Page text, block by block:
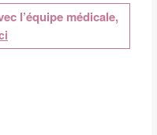
l’équipe médicale,